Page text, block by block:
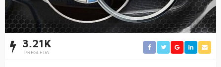
3.21K
PREGLEDA